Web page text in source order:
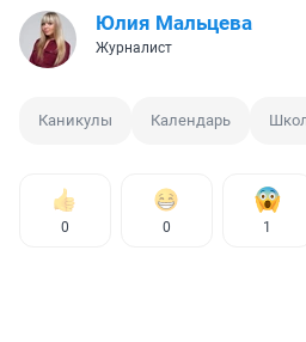
Юлия Мальцева
Журналист
Каникулы Календарь
0 0 1